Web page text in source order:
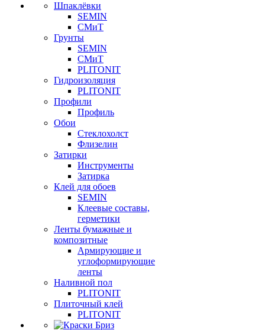
Шпаклёвки
SEMIN
СМиТ
Грунты
SEMIN
СМиТ
PLITONIT
Гидроизоляция
PLITONIT
Профили
Профиль
Обои
Стеклохолст
Флизелин
Затирки
Инструменты
Затирка
Клей для обоев
SEMIN
Клеевые составы,
герметики
Ленты бумажные и
композитные
Армирующие и
углоформирующие
ленты
Наливной пол
PLITONIT
Плиточный клей
PLITONIT